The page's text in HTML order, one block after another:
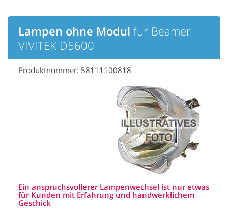
Lampen ohne Modul für Beamer
VIVITEK D5600
Produktnummer: 58111100818
Ein anspruchsvollerer Lampenwechsel ist nur etwas
für Kunden mit Erfahrung und handwerklichem
Geschick